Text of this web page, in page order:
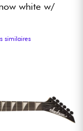
white w/
similaires